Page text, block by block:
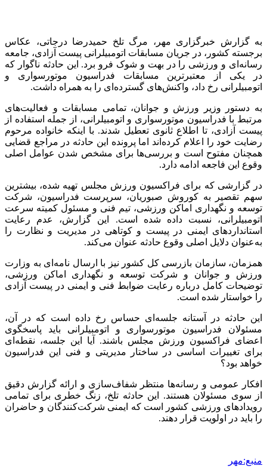
به گزارش خبرگزاری مهر، مرگ تلخ حمیدرضا درجاتی، عکاس
برجسته کشور، در جریان مسابقات اتومبیلرانی پیست آزادی، جامعه
رسانه‌ای و ورزشی را در بهت و شوک فرو برد. این حادثه ناگوار که
در یکی از معتبرترین مسابقات فدراسیون موتورسواری و
اتومبیلرانی رخ داد، واکنش‌های گسترده‌ای را به همراه داشت.
به دستور وزیر ورزش و جوانان، تمامی مسابقات و فعالیت‌های
مرتبط با فدراسیون موتورسواری و اتومبیلرانی، از جمله استفاده از
پیست آزادی، تا اطلاع ثانوی تعطیل شدند. با اینکه خانواده مرحوم
رضایت خود را اعلام کرده‌اند اما پرونده این حادثه در مراجع قضایی
همچنان مفتوح است و بررسی‌ها برای مشخص شدن عوامل اصلی
وقوع این فاجعه ادامه دارد.
در گزارشی که برای فراکسیون ورزش مجلس تهیه شده، بیشترین
سهم تقصیر به کوروش صبوریان، سرپرست فدراسیون، شرکت
توسعه و نگهداری اماکن ورزشی، تیم فنی و مسئول کمیته سرعت
اتومبیلرانی، نسبت داده شده است. این گزارش، عدم رعایت
استانداردهای ایمنی در پیست و کوتاهی در مدیریت و نظارت را
به‌عنوان دلایل اصلی وقوع حادثه عنوان می‌کند.
همزمان، سازمان بازرسی کل کشور نیز با ارسال نامه‌ای به وزارت
ورزش و جوانان و شرکت توسعه و نگهداری اماکن ورزشی،
توضیحات کامل درباره رعایت ضوابط فنی و ایمنی در پیست آزادی
را خواستار شده است.
این حادثه در آستانه جلسه‌ای حساس رخ داده است که در آن،
مسئولان فدراسیون موتورسواری و اتومبیلرانی باید پاسخگوی
اعضای فراکسیون ورزش مجلس باشند. آیا این جلسه، نقطه‌ای
برای تغییرات اساسی در ساختار مدیریتی و فنی این فدراسیون
خواهد بود؟
افکار عمومی و رسانه‌ها منتظر شفاف‌سازی و ارائه گزارش دقیق
از سوی مسئولان هستند. این حادثه تلخ، زنگ خطری برای تمامی
رویدادهای ورزشی کشور است که ایمنی شرکت‌کنندگان و حاضران
را باید در اولویت قرار دهند.
منبع:مهر